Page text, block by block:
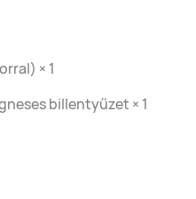
× 1
billentyűzet × 1